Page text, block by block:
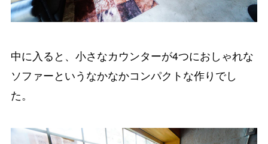
中に入ると、小さなカウンターが4つにおしゃれな
ソファーというなかなかコンパクトな作りでし
た。